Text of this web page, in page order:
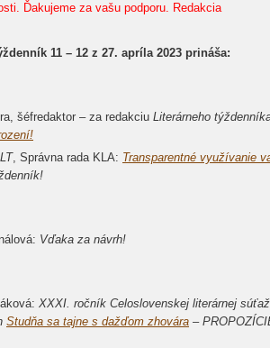
Ďakujeme za vašu podporu. Redakcia
11 – 12 z 27. apríla 2023 prináša:
šéfredaktor – za redakciu Literárneho
LT, Správna rada KLA: Transparentné využívanie
Vďaka za návrh!
XXXI. ročník Celoslovenskej literárnej
Studňa sa tajne s dažďom zhovára –